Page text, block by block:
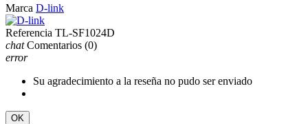
Marca D-link
Referencia TL-SF1024D
chat Comentarios (0)
error
Su agradecimiento a la reseña no pudo ser enviado
OK